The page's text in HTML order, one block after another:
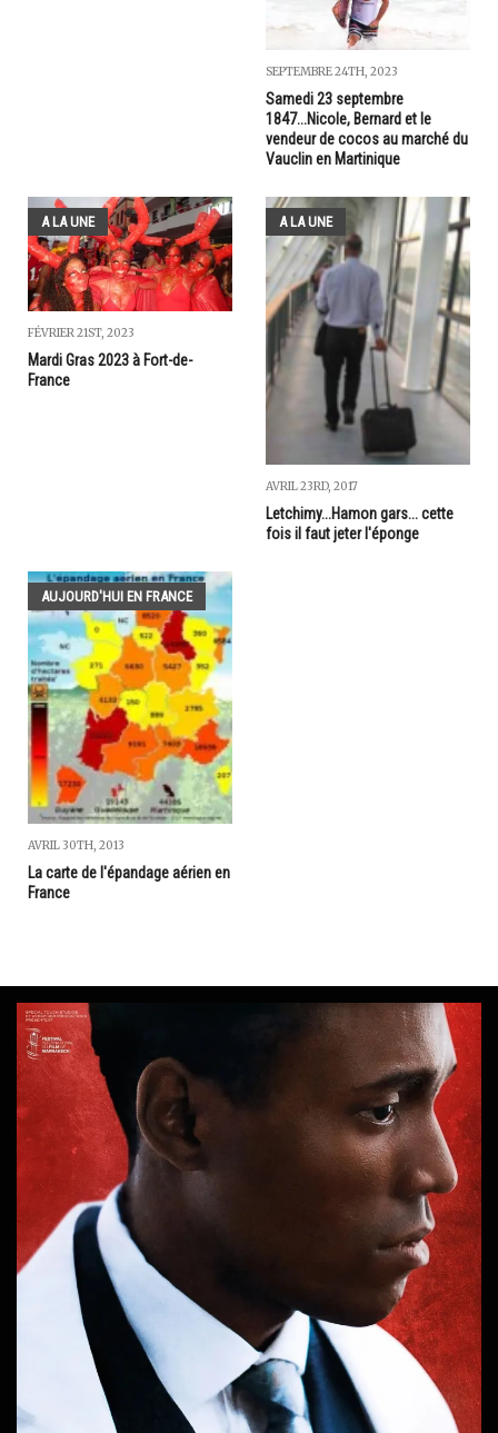
SEPTEMBRE 24TH, 2023
Samedi 23 septembre
1847...Nicole, Bernard et le
vendeur de cocos au marché du
Vauclin en Martinique
A LA UNE
FÉVRIER 21ST, 2023
Mardi Gras 2023 à Fort-de-
France
A LA UNE
AVRIL 23RD, 2017
Letchimy...Hamon gars... cette
fois il faut jeter l'éponge
AUJOURD'HUI EN FRANCE
AVRIL 30TH, 2013
La carte de l'épandage aérien en
France